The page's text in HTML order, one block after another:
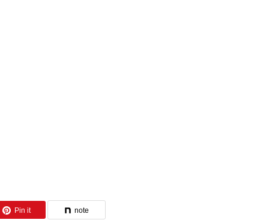
Pin it note